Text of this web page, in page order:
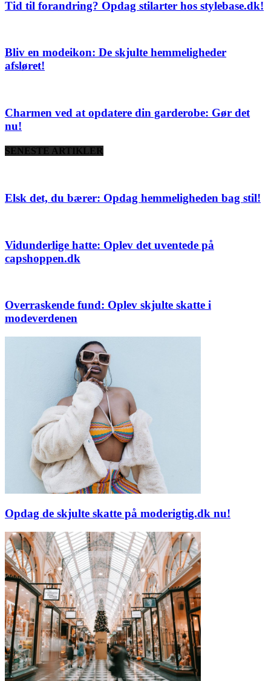
Tid til forandring? Opdag stilarter hos stylebase.dk!
Bliv en modeikon: De skjulte hemmeligheder
afsløret!
Charmen ved at opdatere din garderobe: Gør det
nu!
SENESTE ARTIKLER
Elsk det, du bærer: Opdag hemmeligheden bag stil!
Vidunderlige hatte: Oplev det uventede på
capshoppen.dk
Overraskende fund: Oplev skjulte skatte i
modeverdenen
Opdag de skjulte skatte på moderigtig.dk nu!